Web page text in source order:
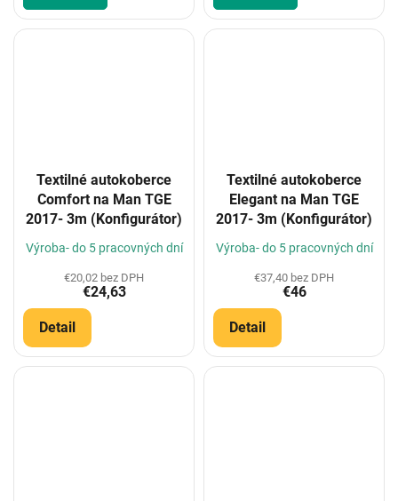
Textilné autokoberce
Comfort na Man TGE
2017- 3m (Konfigurátor)
Výroba- do 5 pracovných dní
€20,02 bez DPH
€24,63
Detail
Textilné autokoberce
Elegant na Man TGE
2017- 3m (Konfigurátor)
Výroba- do 5 pracovných dní
€37,40 bez DPH
€46
Detail